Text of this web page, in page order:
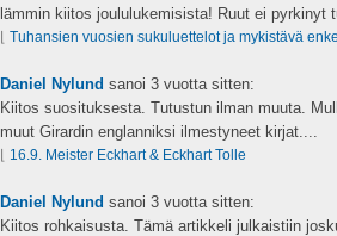
lämmin kiitos joululukemisista! Ruut ei pyrkinyt
⌊ Tuhansien vuosien sukuluettelot ja mykistävä
Daniel Nylund sanoi 3 vuotta sitten:
Kiitos suosituksesta. Tutustun ilman muuta.
muut Girardin englanniksi ilmestyneet kirjat....
⌊ 16.9. Meister Eckhart & Eckhart Tolle
Daniel Nylund sanoi 3 vuotta sitten:
Kiitos rohkaisusta. Tämä artikkeli julkaistiin